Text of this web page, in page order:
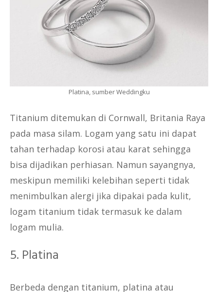
Platina, sumber Weddingku
Titanium ditemukan di Cornwall, Britania Raya
pada masa silam. Logam yang satu ini dapat
tahan terhadap korosi atau karat sehingga
bisa dijadikan perhiasan. Namun sayangnya,
meskipun memiliki kelebihan seperti tidak
menimbulkan alergi jika dipakai pada kulit,
logam titanium tidak termasuk ke dalam
logam mulia.
5. Platina
Berbeda dengan titanium, platina atau